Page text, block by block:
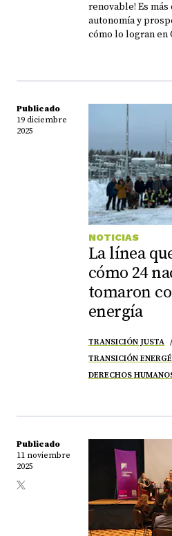
renovable! Es más
autonomía y
cómo lo logran en
Publicado
19 diciembre
2025
NOTICIAS
La línea
cómo 24
tomaron
energía
TRANSICIÓN JUSTA
TRANSICIÓN
DERECHOS
Publicado
11 noviembre
2025